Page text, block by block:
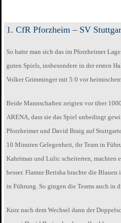
1. CfR Pforzheim – SV
So hatte man sich das im Pforzheimer
guten Spiels, insbesondere in der ersten
Volker Grimminger mit 5:0 vor
Beide Mannschaften zeigten vor über
ARENA, dass sie das Spiel unbedingt
Pforzheimer und David Braig auf
10 Minuten Gelegenheit, ihr Team in
Kahriman und Lulic scheiterten, machten
besser. Flamur Berisha brachte die
in Führung. So gingen die Teams auch in
Kurz nach dem Wechsel dann der